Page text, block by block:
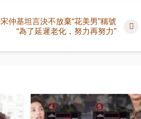
宋仲基坦言決不放棄“花美男”稱號
“為了延遲老化，努力再努力”